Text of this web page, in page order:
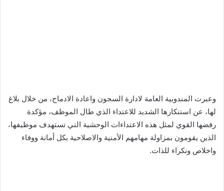
وعبرت المندوبية العامة لادارة السجون واعادة الادماج، من خلال بلاغ
لها، عن استنكارها الشديد للاعتداء الذي طال الموظف، مؤكدة
رفضها القوي لمثل هذه الاعتداءات الوحشية التي تستهدف موظيفها،
الذين يقومون بمزاولة مهامهم الأمنية والاصلاحية بكل أمانة ووفاء
واخلاص ونكراء للذات.